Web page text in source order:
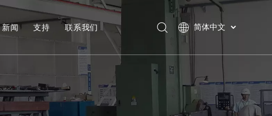
新闻 支持 联系我们
简体中文
indonesia
Pусский
Français
العربية